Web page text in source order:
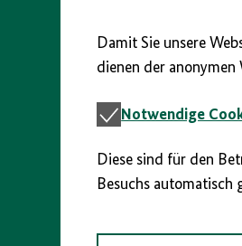
Damit Sie unsere
dienen der anonymen
Notwendige
Notwendige
Diese sind für den
Besuchs automatisch